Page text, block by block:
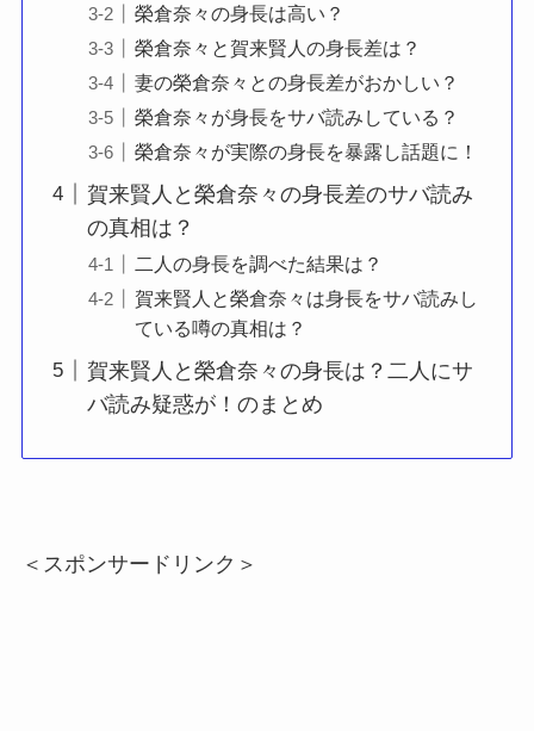
榮倉奈々の身長は高い？
榮倉奈々と賀来賢人の身長差は？
妻の榮倉奈々との身長差がおかしい？
榮倉奈々が身長をサバ読みしている？
榮倉奈々が実際の身長を暴露し話題に！
賀来賢人と榮倉奈々の身長差のサバ読み
の真相は？
二人の身長を調べた結果は？
賀来賢人と榮倉奈々は身長をサバ読みし
ている噂の真相は？
賀来賢人と榮倉奈々の身長は？二人にサ
バ読み疑惑が！のまとめ
＜スポンサードリンク＞